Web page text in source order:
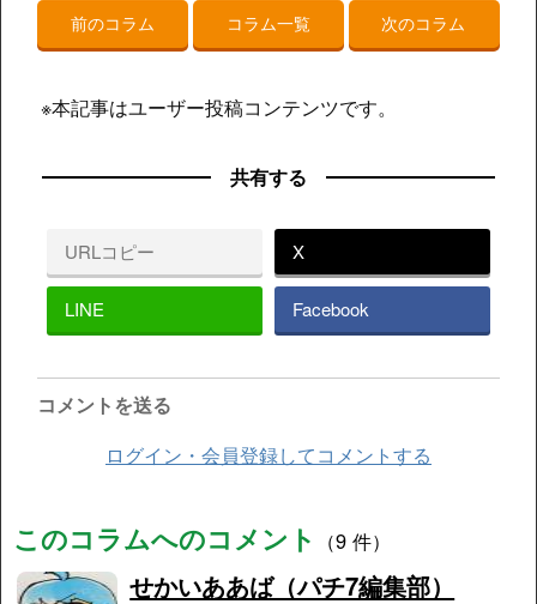
前のコラム コラム一覧 次のコラム
※本記事はユーザー投稿コンテンツです。
共有する
URLコピー X
LINE Facebook
コメントを送る
ログイン・会員登録してコメントする
このコラムへのコメント （9 件）
せかいああば（パチ7編集部）